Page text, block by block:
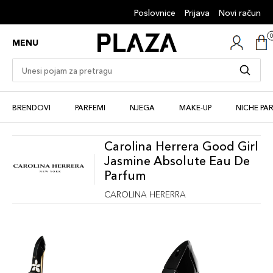
Poslovnice Prijava Novi račun
MENU
BRENDOVI PARFEMI NJEGA MAKE-UP NICHE
Carolina Herrera Good Girl
Jasmine Absolute Eau De
Parfum
CAROLINA HERERRA